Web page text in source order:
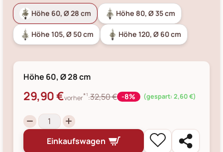
Höhe 60, Ø 28 cm Höhe 80, Ø 35 cm
Höhe 105, Ø 50 cm Höhe 120, Ø 60 cm
Höhe 60, Ø 28 cm
29,90 €vorher*¹:32,50 € -8% (gespart: 2,60 €)
Einkaufswagen